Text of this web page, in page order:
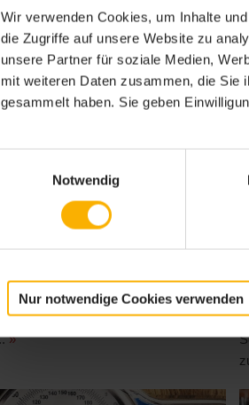
Wir verwenden Cookies, um Inhalte
die Zugriffe auf unsere Website zu
unsere Partner für soziale Medien,
mit weiteren Daten zusammen, die Sie
gesammelt haben. Sie geben
Notwendig
Nur notwendige Cookies verwenden
20 im Überblick – Der
zu nutzen bietet viele
Sie das erste Mal schwanger
Veränderungen und
und beunruhigend sein. In
wird Ihnen dabei
in welcher
mit Ihrem Körper passiert.
Fragen, welche sich die
»